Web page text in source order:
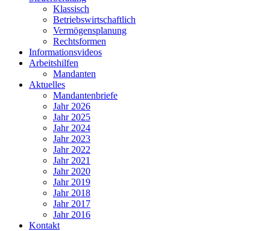
Klassisch
Betriebswirtschaftlich
Vermögensplanung
Rechtsformen
Informationsvideos
Arbeitshilfen
Mandanten
Aktuelles
Mandantenbriefe
Jahr 2026
Jahr 2025
Jahr 2024
Jahr 2023
Jahr 2022
Jahr 2021
Jahr 2020
Jahr 2019
Jahr 2018
Jahr 2017
Jahr 2016
Kontakt